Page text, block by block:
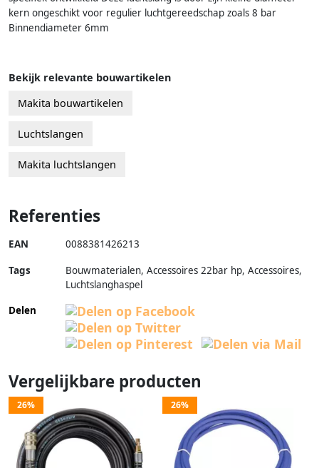
kern ongeschikt voor regulier luchtgereedschap zoals 8 bar
Binnendiameter 6mm
Bekijk relevante bouwartikelen
Makita bouwartikelen
Luchtslangen
Makita luchtslangen
Referenties
EAN 0088381426213
Tags
Bouwmaterialen, Accessoires 22bar hp, Accessoires,
Luchtslanghaspel
Delen
Vergelijkbare producten
26% 26%